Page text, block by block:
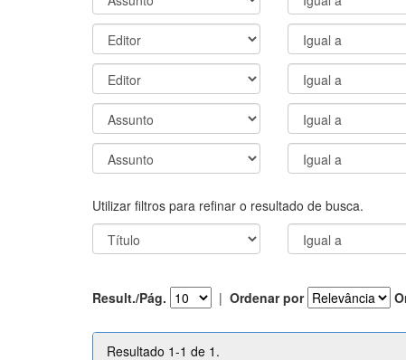
Utilizar filtros para refinar o resultado de busca.
Result./Pág. | Ordenar por
Resultado 1-1 de 1.